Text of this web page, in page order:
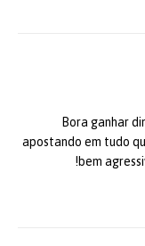
Bora ganhar
apostando em tudo
bem